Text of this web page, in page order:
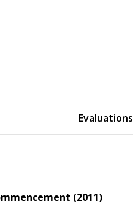
Evaluations
(2011)